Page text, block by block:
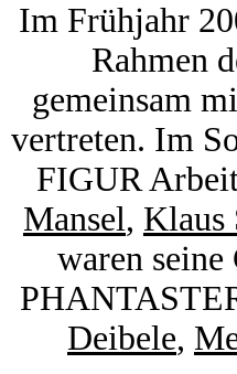
Im Frühjahr
Rahmen
gemeinsam
vertreten. Im
FIGUR
Mansel, Klaus
waren
Deibele,